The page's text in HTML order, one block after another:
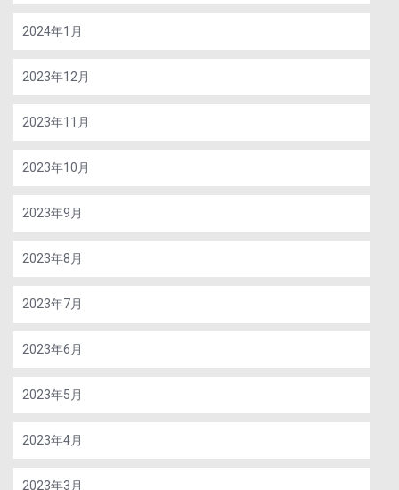
2024年1月
2023年12月
2023年11月
2023年10月
2023年9月
2023年8月
2023年7月
2023年6月
2023年5月
2023年4月
2023年3月